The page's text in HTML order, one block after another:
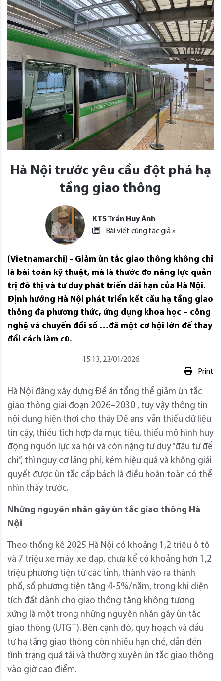
Hà Nội trước yêu cầu đột phá hạ
tầng giao thông
KTS Trần Huy Ánh
Bài viết cùng tác giả »
(Vietnamarchi) - Giảm ùn tắc giao thông không chỉ
là bài toán kỹ thuật, mà là thước đo năng lực quản
trị đô thị và tư duy phát triển dài hạn của Hà Nội.
Định hướng Hà Nội phát triển kết cấu hạ tầng giao
thông đa phương thức, ứng dụng khoa học – công
nghệ và chuyển đổi số …đã một cơ hội lớn để thay
đổi cách làm cũ.
15:13, 23/01/2026
Print
Hà Nội đâng xây dựng Đề án tổng thể giảm ùn tắc
giao thông giai đoạn 2026–2030 , tuy vậy thông tin
nội dung hiện thời cho thấy Đề ans vẫn thiếu dữ liệu
tin cậy, thiếu tích hợp đa mục tiêu, thiếu mô hình huy
động nguồn lực xã hội và còn nặng tư duy “đầu tư để
chi”, thì nguy cơ lãng phí, kém hiệu quả và không giải
quyết được ùn tắc cấp bách là điều hoàn toàn có thể
nhìn thấy trước.
Những nguyên nhân gây ùn tắc giao thông Hà
Nội
Theo thống kê 2025 Hà Nội có khoảng 1,2 triệu ô tô
và 7 triệu xe máy, xe đạp, chưa kể có khoảng hơn 1,2
triệu phương tiện từ các tỉnh, thành vào ra thành
phố, số phương tiện tăng 4-5%/năm, trong khi diện
tích đất dành cho giao thông tăng không tương
xứng là một trong những nguyên nhân gây ùn tắc
giao thông (UTGT). Bên cạnh đó, quy hoạch và đầu
tư hạ tầng giao thông còn nhiều hạn chế, dẫn đến
tình trạng quá tải và thường xuyên ùn tắc giao thông
vào giờ cao điểm.